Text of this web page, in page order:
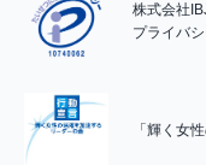
株式会社
プライバ
「輝く女